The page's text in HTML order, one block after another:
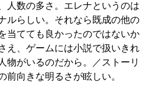
人数の多さ。エレナというのは
ルらしい。それなら既成の他の
当てても良かったのではないか
え、ゲームには小説で扱いきれ
物がいるのだから。／ストーリ
前向きな明るさが眩しい。